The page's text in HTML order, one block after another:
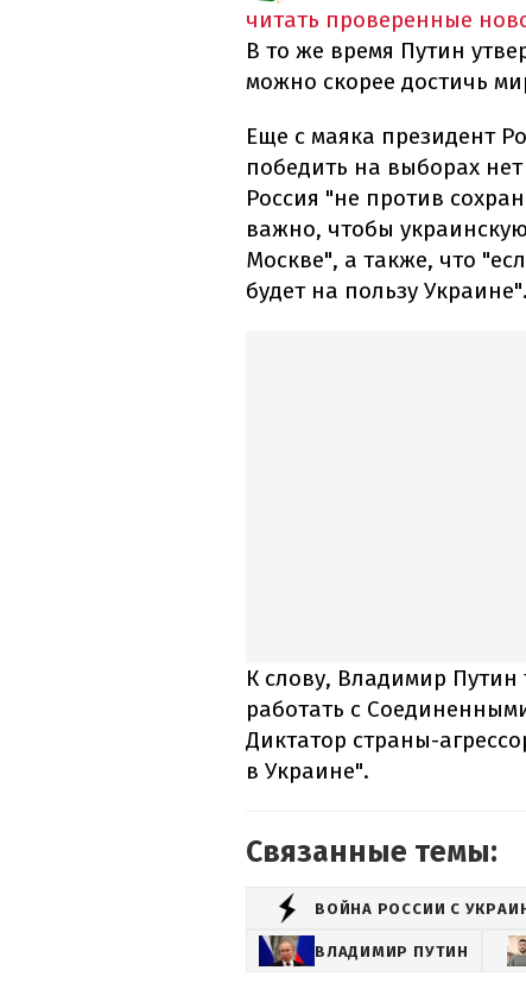
читать проверенные
В то же время Путин
можно скорее достичь
Еще с маяка президент
победить на выборах
Россия "не против
важно, чтобы
Москве", а также, что
будет на пользу Украине".
К слову, Владимир Путин
работать с
Диктатор страны-
в Украине".
Связанные темы:
ВОЙНА РОССИИ С
ВЛАДИМИР ПУТИН